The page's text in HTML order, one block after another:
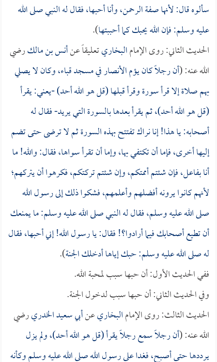
سألوه قال: لأنها صفة الرحمن، وأنا أحبها، فقال له النبي صلى الله
عليه وسلم: فإن الله يحبك كما أحببتها).
الحديث الثاني: روى الإمامالبخاريتعليقاً عنأنس بن مالكرضي
الله عنه: (أن رجلاً كان يؤم الأنصار في مسجد قباء، وكان لا يصلي
بهم صلاة إلا قرأ سورة وقرأ قبلها (قل هو الله أحد) -يعني: يقرأ
(قل هو الله أحد)، ثم يقرأ بعدها بالسورة التي يريد- فقال له
أصحابه: يا هذا! إنا نراك تفتتح بهذه السورة ثم لا ترضى حتى تضم
إليها أخرى، فإما أن تكتفي بها، وإما أن تقرأ سواها، فقال: والله! ما
أنا بفاعل، فإن شئتم أممتكم، وإن شئتم تركتكم، فكرهوا أن يتركهم؛
لأنهم كانوا يرونه أفضلهم وأعلمهم، فشكوا ذلك إلى رسول الله
صلى الله عليه وسلم، فقال له النبي صلى الله عليه وسلم: ما يمنعك
أن تطيع أصحابك فيما أرادوا؟! فقال: يا رسول الله! إني أحبها، فقال
له صلى الله عليه وسلم: حبك إياها أدخلك الجنة).
ففي الحديث الأول: أن حبها سبب لمحبة الله.
وفي الحديث الثاني: أن حبها سبب لدخول الجنة.
الحديث الثالث: روى الإمامالبخاريعنأبي سعيد الخدريرضي
الله عنه: (أن رجلاً سمع رجلاً يقرأ (قل هو الله أحد)، ولم يزل
يرددها حتى أصبح، فغدا على رسول الله صلى الله عليه وسلم وكأنه